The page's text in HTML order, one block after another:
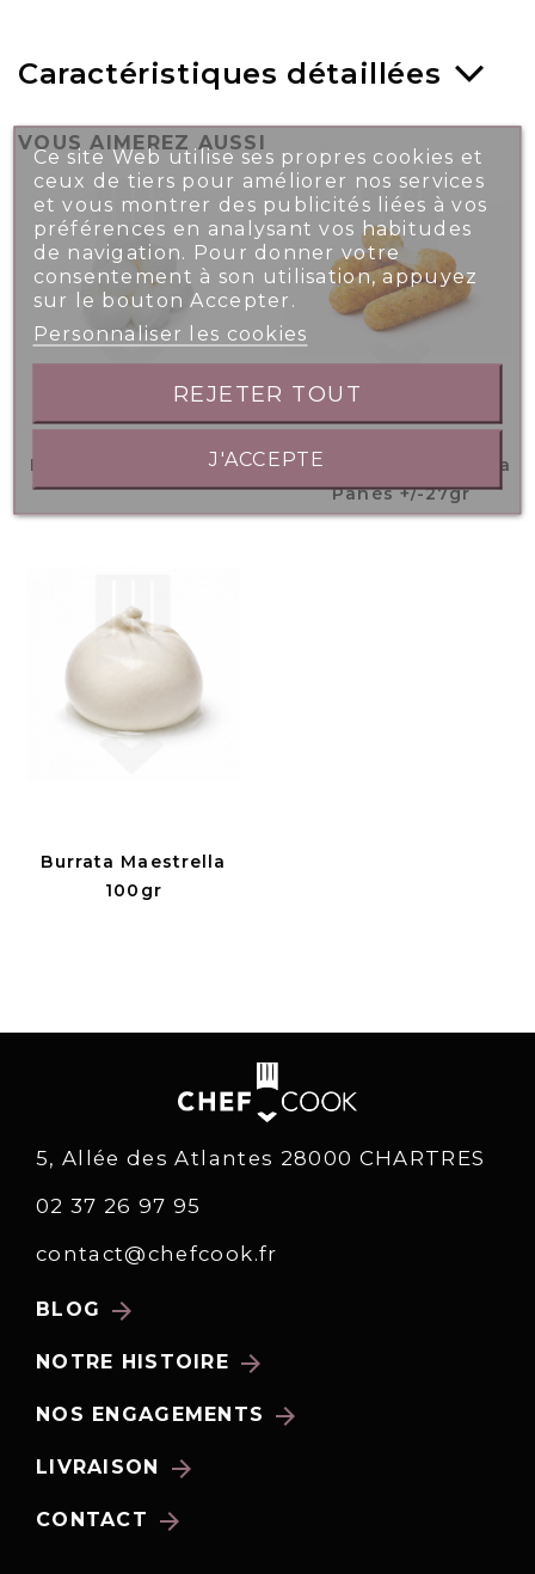
Caractéristiques détaillées
VOUS AIMEREZ AUSSI
Billes Mozzarella 5gr
Bâtonnets Mozzarella
Panés +/-27gr
Burrata Maestrella
100gr
5, Allée des Atlantes 28000 CHARTRES
02 37 26 97 95
contact@chefcook.fr
BLOG arrow_forward
NOTRE HISTOIRE arrow_forward
NOS ENGAGEMENTS arrow_forward
LIVRAISON arrow_forward
CONTACT arrow_forward
Ce site Web utilise ses propres cookies et
ceux de tiers pour améliorer nos services
et vous montrer des publicités liées à vos
préférences en analysant vos habitudes
de navigation. Pour donner votre
consentement à son utilisation, appuyez
sur le bouton Accepter.
Personnaliser les cookies
REJETER TOUT
J'ACCEPTE